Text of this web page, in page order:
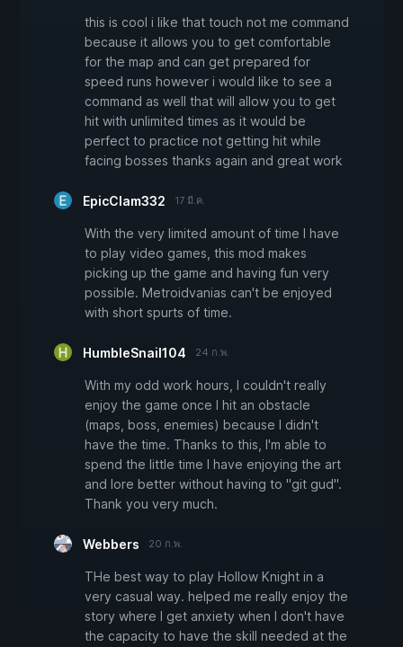
this is cool i like that touch not me command
because it allows you to get comfortable
for the map and can get prepared for
speed runs however i would like to see a
command as well that will allow you to get
hit with unlimited times as it would be
perfect to practice not getting hit while
facing bosses thanks again and great work
EpicClam332 17 มี.ค.
With the very limited amount of time I have
to play video games, this mod makes
picking up the game and having fun very
possible. Metroidvanias can't be enjoyed
with short spurts of time.
HumbleSnail104 24 ก.พ.
With my odd work hours, I couldn't really
enjoy the game once I hit an obstacle
(maps, boss, enemies) because I didn't
have the time. Thanks to this, I'm able to
spend the little time I have enjoying the art
and lore better without having to "git gud".
Thank you very much.
Webbers 20 ก.พ.
THe best way to play Hollow Knight in a
very casual way. helped me really enjoy the
story where I get anxiety when I don't have
the capacity to have the skill needed at the